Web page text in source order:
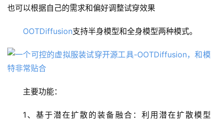
也可以根据自己的需求和偏好调整试穿效果
OOTDiffusion支持半身模型和全身模型两种模式。
主要功能：
1、基于潜在扩散的装备融合：利用潜在扩散模型